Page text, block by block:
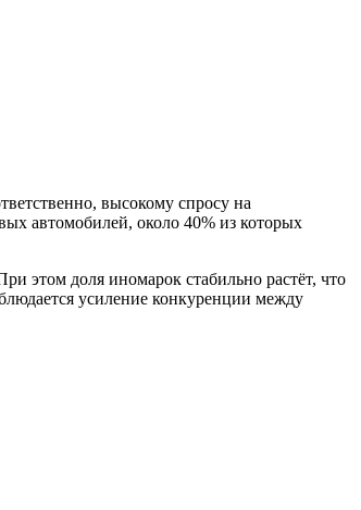
высокому спросу на
автомобилей, около 40% из которых
этом доля иномарок стабильно растёт, что
усиление конкуренции между